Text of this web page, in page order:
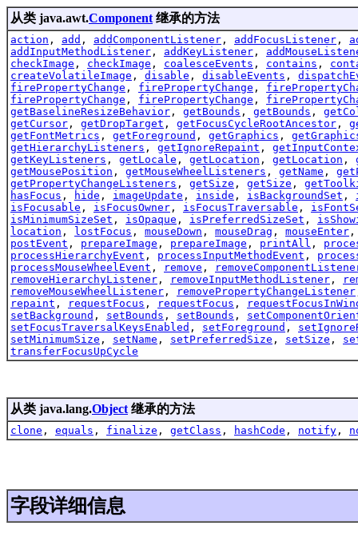
从类 java.awt.Component 继承的方法
action , add , addComponentListener , addFocusListener ,
addInputMethodListener , addKeyListener ,
checkImage , checkImage , coalesceEvents , contains ,
createVolatileImage , disable , disableEvents ,
firePropertyChange , firePropertyChange ,
firePropertyChange , firePropertyChange ,
getBaselineResizeBehavior , getBounds , getBounds ,
getCursor , getDropTarget , getFocusCycleRootAncestor ,
getFontMetrics , getForeground , getGraphics ,
getHierarchyListeners , getIgnoreRepaint ,
getKeyListeners , getLocale , getLocation , getLocation ,
getMousePosition , getMouseWheelListeners , getName ,
getPropertyChangeListeners , getSize , getSize ,
hasFocus , hide , imageUpdate , inside , isBackgroundSet ,
isFocusable , isFocusOwner , isFocusTraversable ,
isMinimumSizeSet , isOpaque , isPreferredSizeSet ,
location , lostFocus , mouseDown , mouseDrag , mouseEnter
postEvent , prepareImage , prepareImage , printAll ,
processHierarchyEvent , processInputMethodEvent ,
processMouseWheelEvent , remove ,
removeHierarchyListener , removeInputMethodListener ,
removeMouseWheelListener , removePropertyChangeListener
repaint , requestFocus , requestFocus ,
setBackground , setBounds , setBounds ,
setFocusTraversalKeysEnabled , setForeground ,
setMinimumSize , setName , setPreferredSize , setSize ,
transferFocusUpCycle
从类 java.lang.Object 继承的方法
clone , equals , finalize , getClass , hashCode , notify ,
字段详细信息